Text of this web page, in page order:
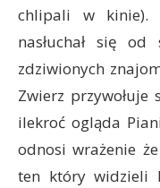
chlipali w kinie).
nasłuchał się
zdziwionych
Zwierz
ilekroć ogląda
odnosi wrażenie
ten który widzieli